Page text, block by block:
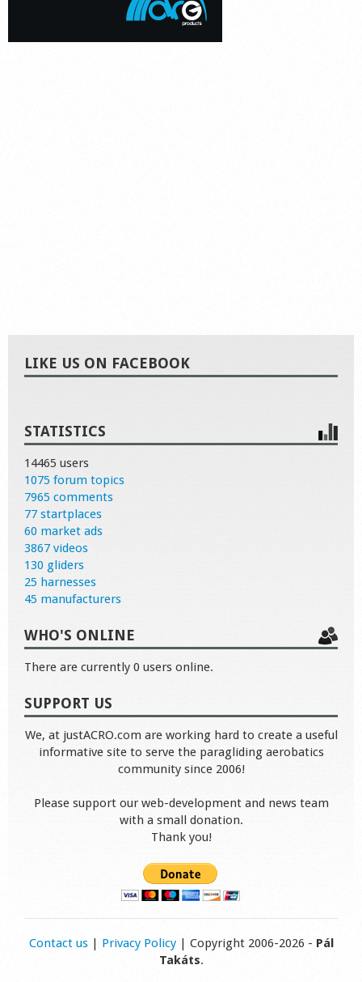
LIKE US ON FACEBOOK
STATISTICS
14465 users
1075 forum topics
7965 comments
77 startplaces
60 market ads
3867 videos
130 gliders
25 harnesses
45 manufacturers
WHO'S ONLINE
There are currently 0 users online.
SUPPORT US
We, at justACRO.com are working hard to create a useful
informative site to serve the paragliding aerobatics
community since 2006!
Please support our web-development and news team
with a small donation.
Thank you!
Contact us| Privacy Policy| Copyright 2006-2026 - Pál
Takáts.